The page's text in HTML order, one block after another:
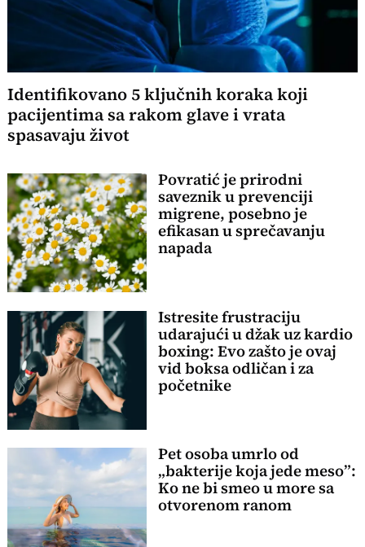
Identifikovano 5 ključnih koraka koji
pacijentima sa rakom glave i vrata
spasavaju život
Povratić je prirodni
saveznik u prevenciji
migrene, posebno je
efikasan u sprečavanju
napada
Istresite frustraciju
udarajući u džak uz kardio
boxing: Evo zašto je ovaj
vid boksa odličan i za
početnike
Pet osoba umrlo od
„bakterije koja jede meso”:
Ko ne bi smeo u more sa
otvorenom ranom